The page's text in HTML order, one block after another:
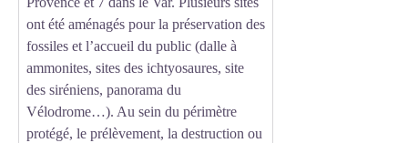
ont été aménagés pour la préservation des
fossiles et l’accueil du public (dalle à
ammonites, sites des ichtyosaures, site
des siréniens, panorama du
Vélodrome…). Au sein du périmètre
protégé, le prélèvement, la destruction ou